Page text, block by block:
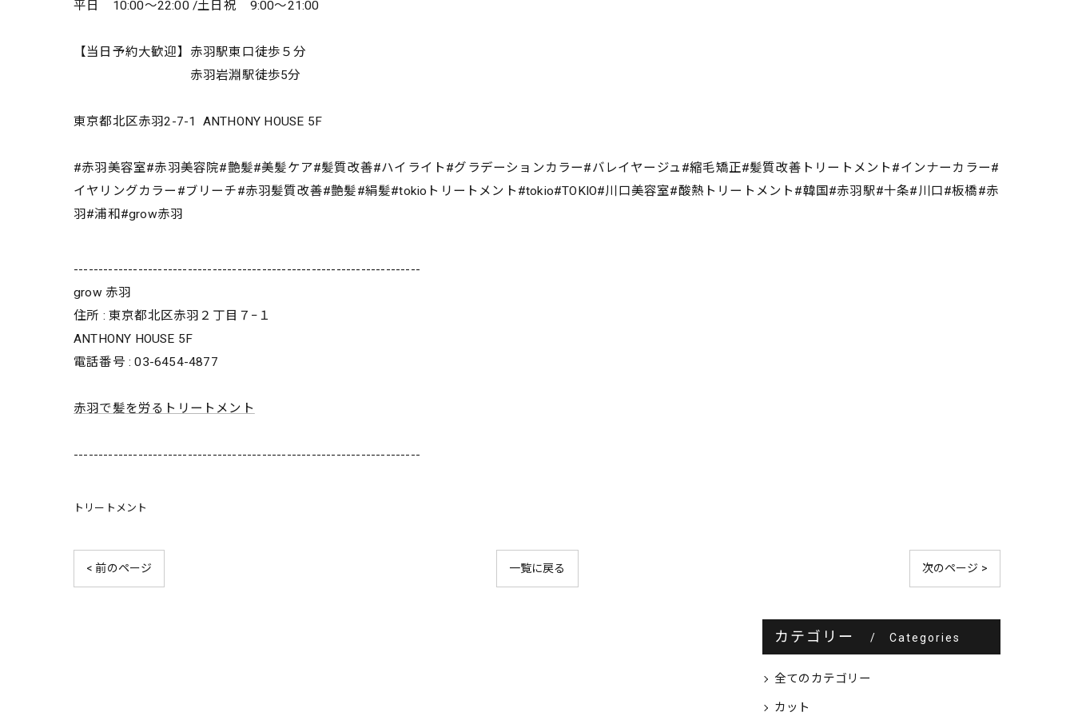
平日 10:00～22:00 /土日祝 9:00～21:00
【当日予約大歓迎】赤羽駅東口徒歩５分
赤羽岩淵駅徒歩5分
東京都北区赤羽2-7-1 ANTHONY HOUSE 5F
#赤羽美容室#赤羽美容院#艶髪#美髪ケア#髪質改善#ハイライト#グラデーションカラー#バレイヤージュ#縮毛矯正#髪質改善トリートメント#インナーカラー#
イヤリングカラー#ブリーチ#赤羽髪質改善#艶髪#絹髪#tokioトリートメント#tokio#TOKIO#川口美容室#酸熱トリートメント#韓国#赤羽駅#十条#川口#板橋#赤
羽#浦和#grow赤羽
----------------------------------------------------------------------
grow 赤羽
住所 : 東京都北区赤羽２丁目７−１
ANTHONY HOUSE 5F
電話番号 : 03-6454-4877
赤羽で髪を労るトリートメント
----------------------------------------------------------------------
トリートメント
< 前のページ 一覧に戻る 次のページ >
カテゴリー Categories
全てのカテゴリー
カット